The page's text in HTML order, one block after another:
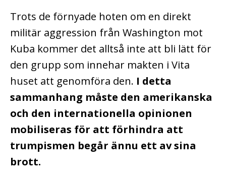
Trots de förnyade hoten om en direkt
militär aggression från Washington mot
Kuba kommer det alltså inte att bli lätt för
den grupp som innehar makten i Vita
huset att genomföra den. I detta
sammanhang måste den amerikanska
och den internationella opinionen
mobiliseras för att förhindra att
trumpismen begår ännu ett av sina
brott.